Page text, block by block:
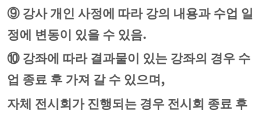
⑨ 강사 개인 사정에 따라 강의 내용과 수업 일
정에 변동이 있을 수 있음.
⑩ 강좌에 따라 결과물이 있는 강좌의 경우 수
업 종료 후 가져 갈 수 있으며 ,
자체 전시회가 진행되는 경우 전시회 종료 후